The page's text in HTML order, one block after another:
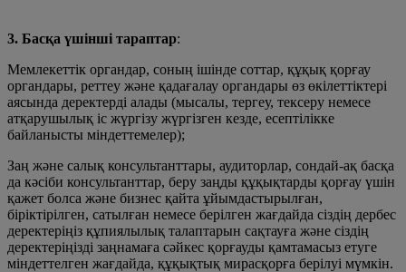
3. Басқа үшінші тараптар:
Мемлекеттік органдар, соның ішінде соттар, құқық қорғау
органдары, реттеу және қадағалау органдары өз өкілеттіктері
аясында деректерді алады (мысалы, тергеу, тексеру немесе
атқарушылық іс жүргізу жүргізген кезде, есептілікке
байланысты міндеттемелер);
Заң және салық консультанттары, аудиторлар, сондай-ақ басқа
да кәсіби консультанттар, беру заңды құқықтарды қорғау үшін
қажет болса және бизнес қайта ұйымдастырылған,
біріктірілген, сатылған немесе берілген жағдайда сіздің дербес
деректеріңіз құпиялылық талаптарын сақтауға және сіздің
деректеріңізді заңнамаға сәйкес қорғауды қамтамасыз етуге
міндеттелген жағдайда, құқықтық мирасқорға берілуі мүмкін.